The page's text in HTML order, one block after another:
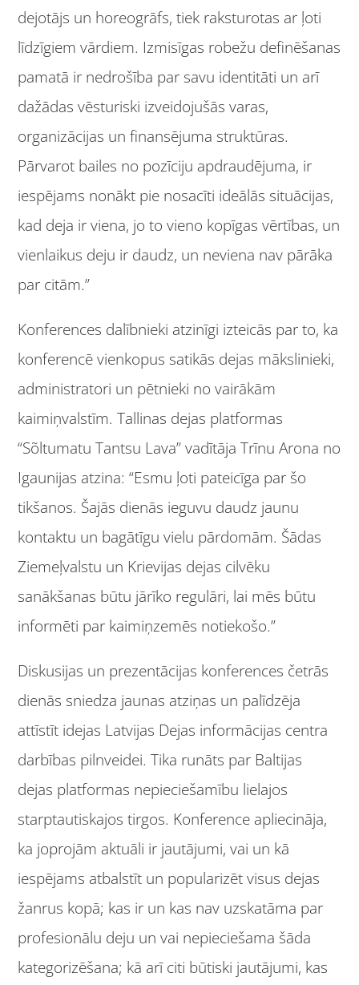
dejotājs un horeogrāfs, tiek raksturotas ar ļoti
līdzīgiem vārdiem. Izmisīgas robežu definēšanas
pamatā ir nedrošība par savu identitāti un arī
dažādas vēsturiski izveidojušās varas,
organizācijas un finansējuma struktūras.
Pārvarot bailes no pozīciju apdraudējuma, ir
iespējams nonākt pie nosacīti ideālās situācijas,
kad deja ir viena, jo to vieno kopīgas vērtības, un
vienlaikus deju ir daudz, un neviena nav pārāka
par citām.”
Konferences dalībnieki atzinīgi izteicās par to, ka
konferencē vienkopus satikās dejas mākslinieki,
administratori un pētnieki no vairākām
kaimiņvalstīm. Tallinas dejas platformas
“Sõltumatu Tantsu Lava” vadītāja Trīnu Arona no
Igaunijas atzina: “Esmu ļoti pateicīga par šo
tikšanos. Šajās dienās ieguvu daudz jaunu
kontaktu un bagātīgu vielu pārdomām. Šādas
Ziemeļvalstu un Krievijas dejas cilvēku
sanākšanas būtu jārīko regulāri, lai mēs būtu
informēti par kaimiņzemēs notiekošo.”
Diskusijas un prezentācijas konferences četrās
dienās sniedza jaunas atziņas un palīdzēja
attīstīt idejas Latvijas Dejas informācijas centra
darbības pilnveidei. Tika runāts par Baltijas
dejas platformas nepieciešamību lielajos
starptautiskajos tirgos. Konference apliecināja,
ka joprojām aktuāli ir jautājumi, vai un kā
iespējams atbalstīt un popularizēt visus dejas
žanrus kopā; kas ir un kas nav uzskatāma par
profesionālu deju un vai nepieciešama šāda
kategorizēšana; kā arī citi būtiski jautājumi, kas